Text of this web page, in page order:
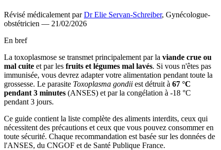
Révisé médicalement par Dr Elie Servan-Schreiber, Gynécologue-
obstétricien — 21/02/2026
En bref
La toxoplasmose se transmet principalement par la viande crue ou
mal cuite et par les fruits et légumes mal lavés. Si vous n'êtes pas
immunisée, vous devrez adapter votre alimentation pendant toute la
grossesse. Le parasite Toxoplasma gondii est détruit à 67 °C
pendant 3 minutes (ANSES) et par la congélation à -18 °C
pendant 3 jours.
Ce guide contient la liste complète des aliments interdits, ceux qui
nécessitent des précautions et ceux que vous pouvez consommer en
toute sécurité. Chaque recommandation est basée sur les données de
l'ANSES, du CNGOF et de Santé Publique France.